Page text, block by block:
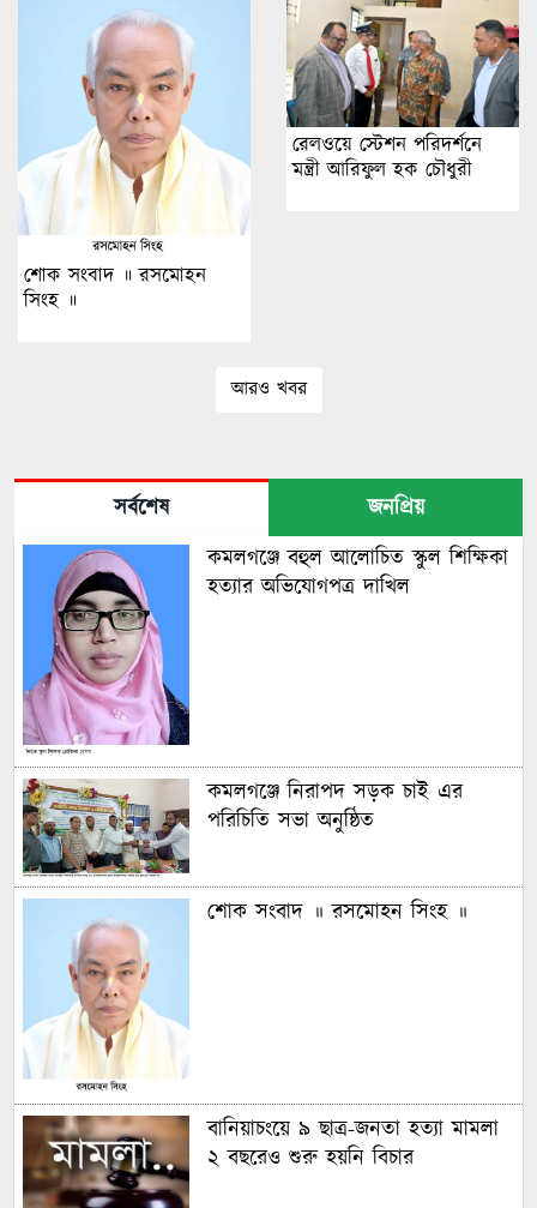
শোক সংবাদ ॥ রসমোহন
সিংহ ॥
রেলওয়ে স্টেশন পরিদর্শনে
মন্ত্রী আরিফুল হক চৌধুরী
আরও খবর
সর্বশেষ
জনপ্রিয়
কমলগঞ্জে বহুল আলোচিত স্কুল শিক্ষিকা
হত্যার অভিযোগপত্র দাখিল
কমলগঞ্জে নিরাপদ সড়ক চাই এর
পরিচিতি সভা অনুষ্ঠিত
শোক সংবাদ ॥ রসমোহন সিংহ ॥
বানিয়াচংয়ে ৯ ছাত্র-জনতা হত্যা মামলা
২ বছরেও শুরু হয়নি বিচার